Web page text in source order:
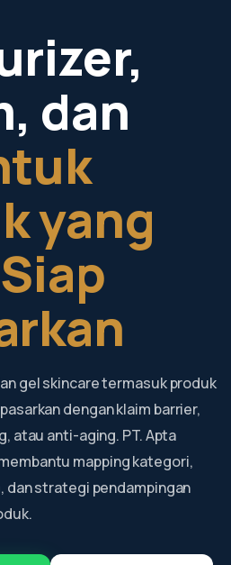
dan
yang
gel skincare termasuk produk
dengan klaim barrier,
atau anti-aging. PT. Apta
mapping kategori,
dan strategi pendampingan